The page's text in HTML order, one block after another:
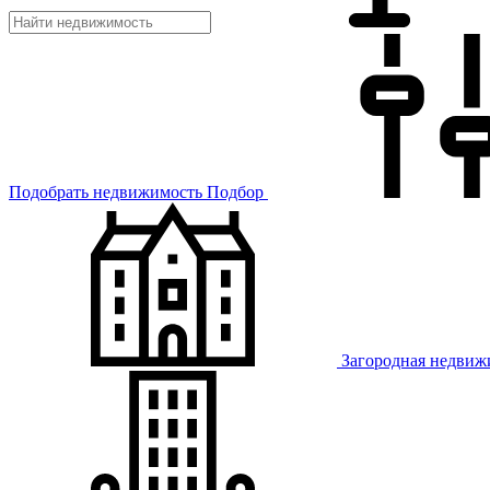
Подобрать недвижимость Подбор
Загородная